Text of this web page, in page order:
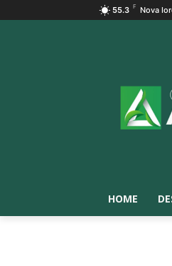
55.3 F Nova
HOME